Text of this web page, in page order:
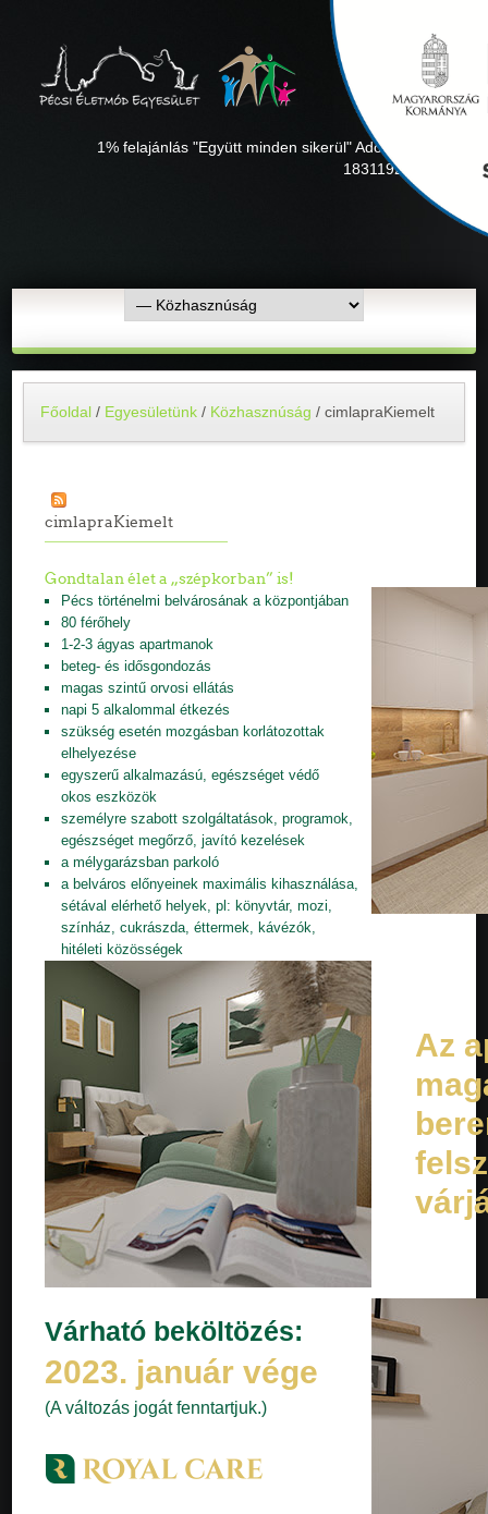
1% felajánlás "Együtt minden sikerül" Adószámunk:
18311927-1-02
Főoldal / Egyesületünk / Közhasznúság /cimlapraKiemelt
cimlapraKiemelt
Gondtalan élet a „szépkorban” is!
Pécs történelmi belvárosának a központjában
80 férőhely
1-2-3 ágyas apartmanok
beteg- és idősgondozás
magas szintű orvosi ellátás
napi 5 alkalommal étkezés
szükség esetén mozgásban korlátozottak
elhelyezése
egyszerű alkalmazású, egészséget védő
okos eszközök
személyre szabott szolgáltatások, programok,
egészséget megőrző, javító kezelések
a mélygarázsban parkoló
a belváros előnyeinek maximális kihasználása,
sétával elérhető helyek, pl: könyvtár, mozi,
színház, cukrászda, éttermek, kávézók,
hitéleti közösségek
Az
Várható beköltözés:
2023. január vége
(A változás jogát fenntartjuk.)